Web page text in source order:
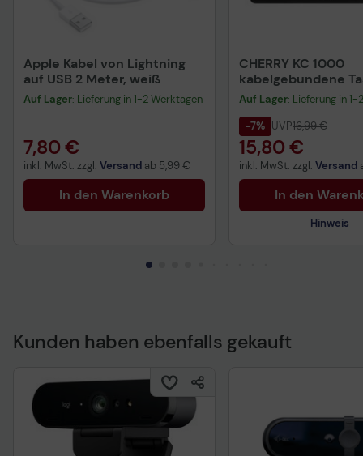
Apple Kabel von Lightning
auf USB 2 Meter, weiß
Auf Lager: Lieferung in 1-2 Werktagen
7,80 €
inkl. MwSt. zzgl. Versand ab 5,99 €
In den Warenkorb
CHERRY KC 1000
kabelgebundene
QWERTZ DE -
Auf Lager: Lieferung in
-7% UVP16,99 €
15,80 €
inkl. MwSt. zzgl. Versand
In den
Hinweis
Technisches
Kunden haben ebenfalls gekauft